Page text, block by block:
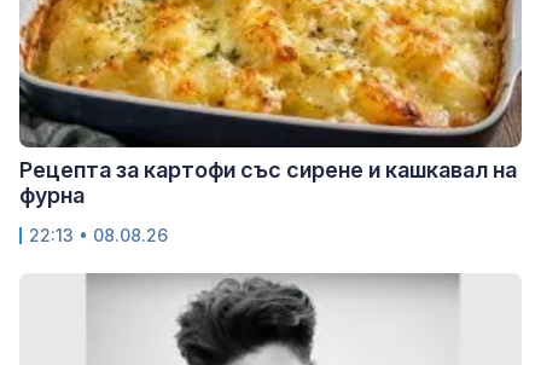
Рецепта за картофи със сирене и кашкавал на
фурна
22:13 • 08.08.26